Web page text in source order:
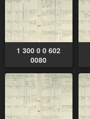
1 300 0 0 602
0080